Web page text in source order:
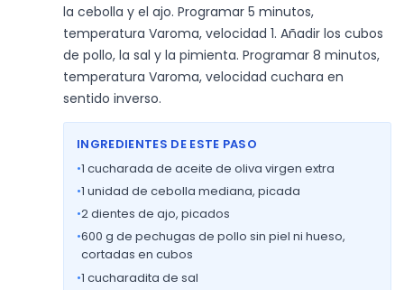
la cebolla y el ajo. Programar 5 minutos,
temperatura Varoma, velocidad 1. Añadir los cubos
de pollo, la sal y la pimienta. Programar 8 minutos,
temperatura Varoma, velocidad cuchara en
sentido inverso.
INGREDIENTES DE ESTE PASO
•1 cucharada de aceite de oliva virgen extra
•1 unidad de cebolla mediana, picada
•2dientes de ajo, picados
•600 g de pechugas de pollo sin piel ni hueso,
cortadas en cubos
•1 cucharadita de sal